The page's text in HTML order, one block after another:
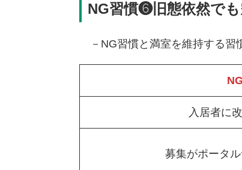
NG習慣❻旧態依然で
－NG習慣と満室を維持する習
入居者に
募集がポータ